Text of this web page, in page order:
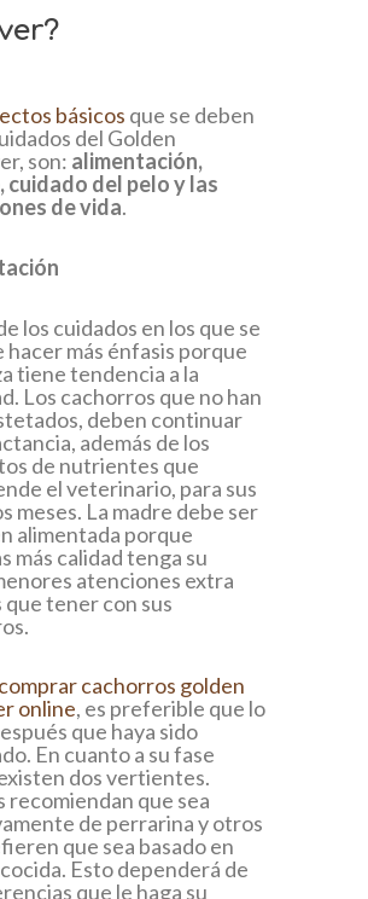
básicos que se deben
del Golden
son: alimentación,
cuidado del pelo y las
de vida.
los cuidados en los que se
hacer más énfasis porque
tiene tendencia a la
Los cachorros que no han
deben continuar
además de los
de nutrientes que
el veterinario, para sus
meses. La madre debe ser
alimentada porque
más calidad tenga su
atenciones extra
tener con sus
comprar cachorros golden
online, es preferible que lo
que haya sido
En cuanto a su fase
dos vertientes.
recomiendan que sea
de perrarina y otros
que sea basado en
Esto dependerá de
que le haga su